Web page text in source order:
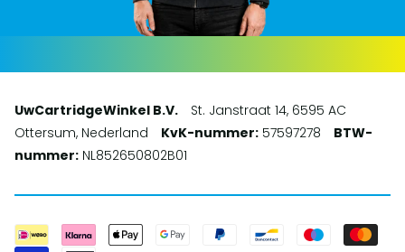
UwCartridgeWinkel B.V.
St. Janstraat 14, 6595 AC
Ottersum, Nederland
KvK-nummer: 57597278
BTW-
nummer: NL852650802B01